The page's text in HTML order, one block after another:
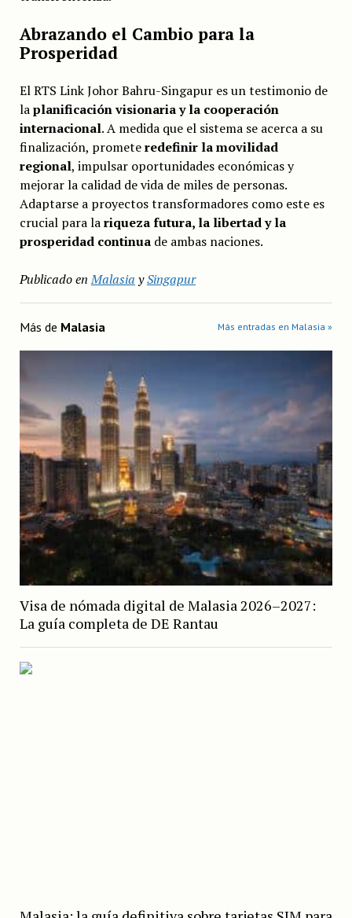
Abrazando el Cambio para la
Prosperidad
El RTS Link Johor Bahru-Singapur es un testimonio de
laplanificación visionaria y la cooperación
internacional. A medida que el sistema se acerca a su
finalización, prometeredefinir la movilidad
regional, impulsar oportunidades económicas y
mejorar la calidad de vida de miles de personas.
Adaptarse a proyectos transformadores como este es
crucial para lariqueza futura, la libertad y la
prosperidad continuade ambas naciones.
Publicado en Malasia ySingapur
Más de Malasia Más entradas en Malasia »
Visa de nómada digital de Malasia 2026–2027:
La guía completa de DE Rantau